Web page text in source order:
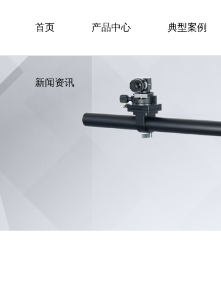
首页 产品中心 典型案例
新闻资讯